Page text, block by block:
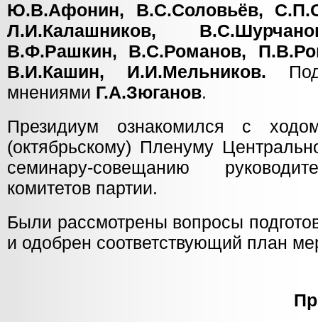
Ю.В.Афонин, В.С.Соловьёв,
Л.И.Калашников,
В.Ф.Рашкин, В.С.Романов,
В.И.Кашин, И.И.Мельников.
мнениями Г.А.Зюганов.
Президиум ознакомился с
(октябрьскому) Пленуму
семинару-совещанию
комитетов партии.
Были рассмотрены вопросы
и одобрен соответствующий план